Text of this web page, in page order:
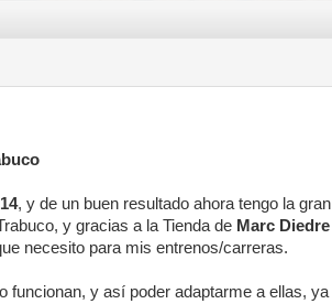
, y de un buen resultado ahora tengo la gran
y gracias a la Tienda de Marc Diedre
necesito para mis entrenos/carreras.
funcionan, y así poder adaptarme a ellas, ya